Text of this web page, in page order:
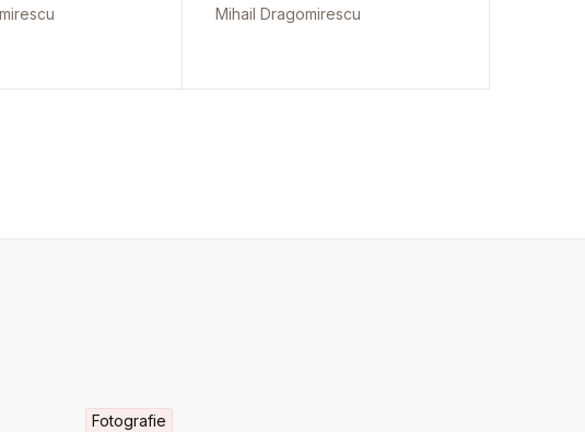
Mihail Dragomirescu
Fotografie